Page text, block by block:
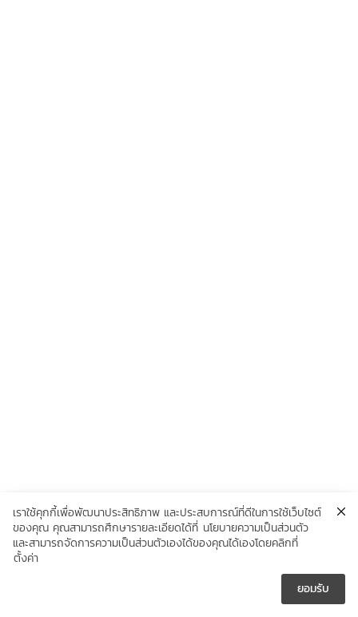

เราใช้คุกกี้เพื่อพัฒนาประสิทธิภาพ และประสบการณ์ที่ดีในการใช้เว็บไซต์
ของคุณ คุณสามารถศึกษารายละเอียดได้ที่ นโยบายความเป็นส่วนตัว
และสามารถจัดการความเป็นส่วนตัวเองได้ของคุณได้เองโดยคลิกที่
ตั้งค่า
ยอมรับ